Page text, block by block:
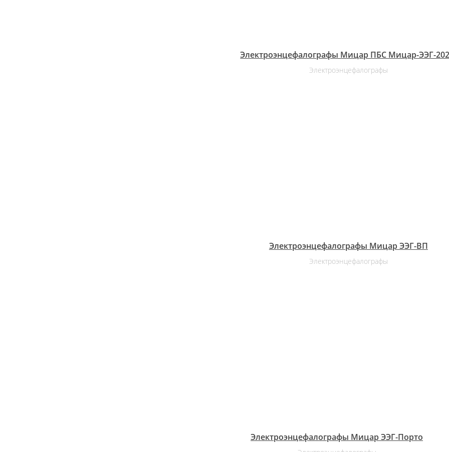
Электроэнцефалографы Мицар ПБС Мицар-ЭЭГ-
Электроэнцефалографы
Электроэнцефалографы Мицар ЭЭГ-ВП
Электроэнцефалографы
Электроэнцефалографы Мицар ЭЭГ-Порто